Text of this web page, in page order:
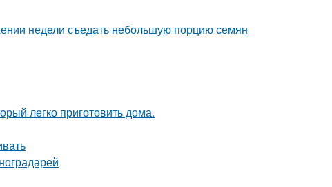
недели съедать небольшую порцию семян
легко приготовить дома.